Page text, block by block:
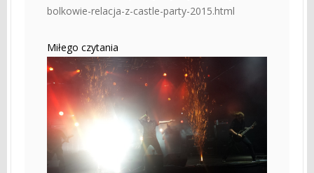
bolkowie-relacja-z-castle-party-2015.html
Miłego czytania